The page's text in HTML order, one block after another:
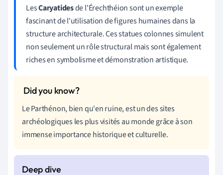
LesCaryatidesde l'Érechthéion sont un exemple
fascinant de l'utilisation de figures humaines dans la
structure architecturale. Ces statues colonnes simulent
non seulement un rôle structural mais sont également
riches en symbolisme et démonstration artistique.
Le Parthénon, bien qu'en ruine, est un des sites
archéologiques les plus visités au monde grâce à son
immense importance historique et culturelle.